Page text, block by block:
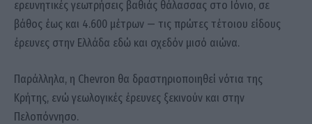
ερευνητικές γεωτρήσεις βαθιάς θάλασσας στο Ιόνιο, σε
βάθος έως και 4.600 μέτρων — τις πρώτες τέτοιου είδους
έρευνες στην Ελλάδα εδώ και σχεδόν μισό αιώνα.
Παράλληλα, η Chevron θα δραστηριοποιηθεί νότια της
Κρήτης, ενώ γεωλογικές έρευνες ξεκινούν και στην
Πελοπόννησο.